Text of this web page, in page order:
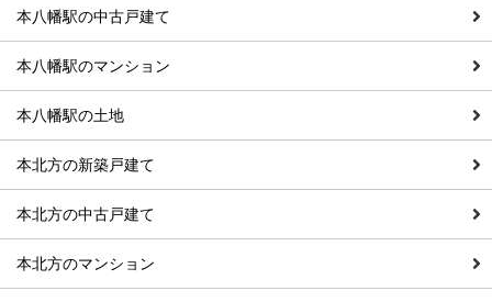
本八幡駅の中古戸建て
本八幡駅のマンション
本八幡駅の土地
本北方の新築戸建て
本北方の中古戸建て
本北方のマンション